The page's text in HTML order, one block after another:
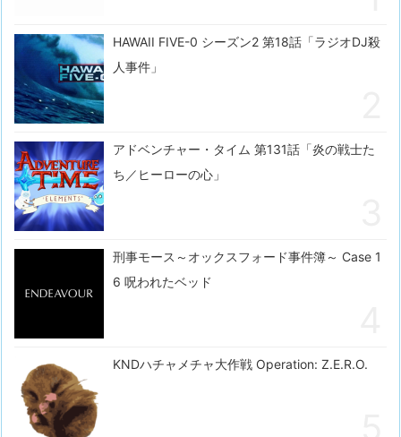
HAWAII FIVE-0 シーズン2 第18話「ラジオDJ殺
人事件」
アドベンチャー・タイム 第131話「炎の戦士た
ち／ヒーローの心」
刑事モース～オックスフォード事件簿～ Case 1
6 呪われたベッド
KNDハチャメチャ大作戦 Operation: Z.E.R.O.